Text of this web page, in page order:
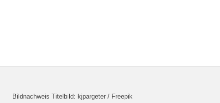
Bildnachweis Titelbild: kjpargeter / Freepik